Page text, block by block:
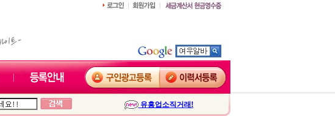
유흥업소직거래!